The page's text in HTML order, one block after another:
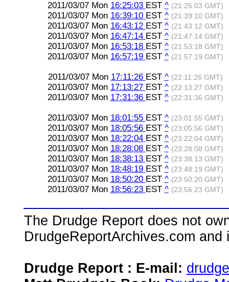
2011/03/07 Mon 16:25:03 EST ^ (21:25:03 GMT)
2011/03/07 Mon 16:39:10 EST ^ (21:39:10 GMT)
2011/03/07 Mon 16:43:12 EST ^ (21:43:12 GMT)
2011/03/07 Mon 16:47:14 EST ^ (21:47:14 GMT)
2011/03/07 Mon 16:53:18 EST ^ (21:53:18 GMT)
2011/03/07 Mon 16:57:19 EST ^ (21:57:19 GMT)
2011/03/07 Mon 17:11:26 EST ^ (22:11:26 GMT)
2011/03/07 Mon 17:13:27 EST ^ (22:13:27 GMT)
2011/03/07 Mon 17:31:36 EST ^ (22:31:36 GMT)
2011/03/07 Mon 18:01:55 EST ^ (23:01:55 GMT)
2011/03/07 Mon 18:05:56 EST ^ (23:05:56 GMT)
2011/03/07 Mon 18:22:04 EST ^ (23:22:04 GMT)
2011/03/07 Mon 18:28:08 EST ^ (23:28:08 GMT)
2011/03/07 Mon 18:38:13 EST ^ (23:38:13 GMT)
2011/03/07 Mon 18:48:19 EST ^ (23:48:19 GMT)
2011/03/07 Mon 18:50:20 EST ^ (23:50:20 GMT)
2011/03/07 Mon 18:56:23 EST ^ (23:56:23 GMT)
The Drudge Report does not
DrudgeReportArchives.com
Drudge Report : E-mail: